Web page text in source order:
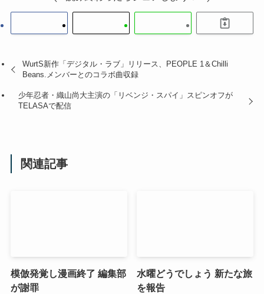
WurtS新作「デジタル・ラブ」リリース、PEOPLE 1＆Chilli
Beans.メンバーとのコラボ曲収録
少年忍者・織山尚大主演の「リベンジ・スパイ」スピンオフが
TELASAで配信
関連記事
模倣発覚し漫画終了 編集部
が謝罪
水曜どうでしょう 新たな旅
を報告